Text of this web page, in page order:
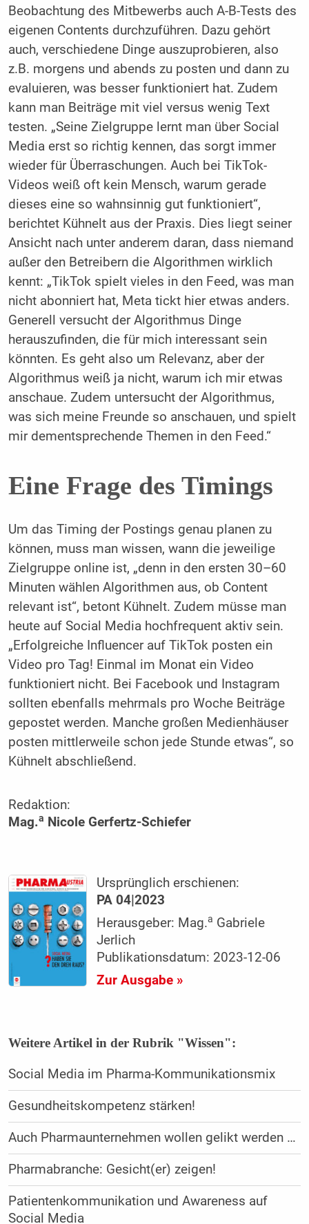
Beobachtung des Mitbewerbs auch A-B-Tests des
eigenen Contents durchzuführen. Dazu gehört
auch, verschiedene Dinge auszuprobieren, also
z.B. morgens und abends zu posten und dann zu
evaluieren, was besser funktioniert hat. Zudem
kann man Beiträge mit viel versus wenig Text
testen. „Seine Zielgruppe lernt man über Social
Media erst so richtig kennen, das sorgt immer
wieder für Überraschungen. Auch bei TikTok-
Videos weiß oft kein Mensch, wa­rum gerade
dieses eine so wahnsinnig gut funktioniert“,
berichtet Kühnelt aus der Praxis. Dies liegt seiner
Ansicht nach unter anderem daran, dass niemand
außer den Betreibern die Algorithmen wirklich
kennt: „TikTok spielt vieles in den Feed, was man
nicht abonniert hat, Meta tickt hier etwas anders.
Generell versucht der Algorithmus Dinge
herauszufinden, die für mich interessant sein
könnten. Es geht also um Relevanz, aber der
Algorithmus weiß ja nicht, warum ich mir etwas
anschaue. Zudem untersucht der Algorithmus,
was sich meine Freunde so anschauen, und spielt
mir dementsprechende Themen in den Feed.“
Eine Frage des Timings
Um das Timing der Postings genau planen zu
können, muss man wissen, wann die jeweilige
Zielgruppe online ist, „denn in den ersten 30–60
Minuten wählen Algorithmen aus, ob Content
relevant ist“, betont Kühnelt. Zudem müsse man
heute auf Social Media hochfrequent aktiv sein.
„Erfolgreiche Influencer auf TikTok posten ein
Video pro Tag! Einmal im Monat ein Video
funktioniert nicht. Bei Facebook und Instagram
sollten ebenfalls mehrmals pro Woche Beiträge
gepostet werden. Manche großen Medienhäuser
posten mittlerweile schon jede Stunde etwas“, so
Kühnelt abschließend.
Redaktion:
Mag.a Nicole Gerfertz-Schiefer
Ursprünglich erschienen:
PA 04|2023
Herausgeber: Mag.a Gabriele
Jerlich
Publikationsdatum: 2023-12-06
Zur Ausgabe »
Weitere Artikel in der Rubrik "Wissen":
Social Media im Pharma-Kommunikationsmix
Gesundheitskompetenz stärken!
Auch Pharmaunternehmen wollen gelikt werden …
Pharmabranche: Gesicht(er) zeigen!
Patientenkommunikation und Awareness auf
Social Media